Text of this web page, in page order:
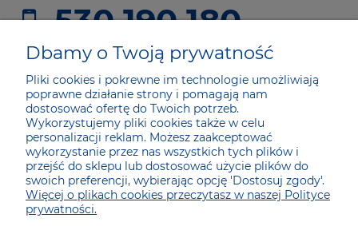
530 190 180
sklep@he24.pl
JAK KUPOWAĆ
DLA KUPUJĄCYCH
SOCIAL MEDIA
Dbamy o Twoją prywatność
Pliki cookies i pokrewne im technologie umożliwiają
poprawne działanie strony i pomagają nam
dostosować ofertę do Twoich potrzeb.
Wykorzystujemy pliki cookies także w celu
personalizacji reklam. Możesz zaakceptować
wykorzystanie przez nas wszystkich tych plików i
przejść do sklepu lub dostosować użycie plików do
swoich preferencji, wybierając opcję 'Dostosuj zgody'.
Więcej o plikach cookies przeczytasz w naszej Polityce
prywatności.